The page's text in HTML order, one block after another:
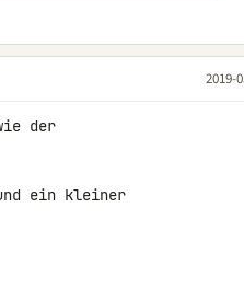
2019-
der
ein kleiner